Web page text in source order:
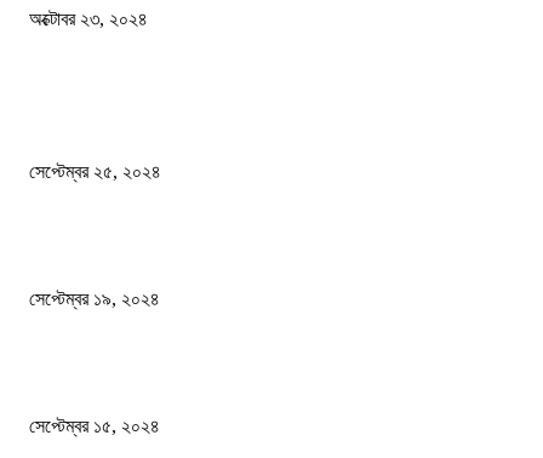
অক্টোবর ২৩, ২০২৪
সেপ্টেম্বর ২৫, ২০২৪
সেপ্টেম্বর ১৯, ২০২৪
সেপ্টেম্বর ১৫, ২০২৪